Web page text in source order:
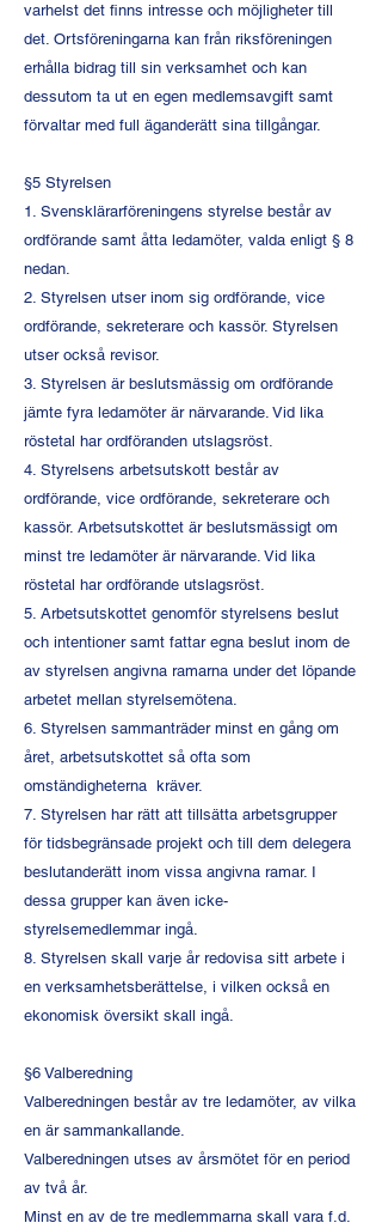
varhelst det finns intresse och möjligheter till
det. Ortsföreningarna kan från riksföreningen
erhålla bidrag till sin verksamhet och kan
dessutom ta ut en egen medlemsavgift samt
förvaltar med full äganderätt sina tillgångar.
§5 Styrelsen
1. Svensklärarföreningens styrelse består av
ordförande samt åtta ledamöter, valda enligt § 8
nedan.
2. Styrelsen utser inom sig ordförande, vice
ordförande, sekreterare och kassör. Styrelsen
utser också revisor.
3. Styrelsen är beslutsmässig om ordförande
jämte fyra ledamöter är närvarande. Vid lika
röstetal har ordföranden utslagsröst.
4. Styrelsens arbetsutskott består av
ordförande, vice ordförande, sekreterare och
kassör. Arbetsutskottet är beslutsmässigt om
minst tre ledamöter är närvarande. Vid lika
röstetal har ordförande utslagsröst.
5. Arbetsutskottet genomför styrelsens beslut
och intentioner samt fattar egna beslut inom de
av styrelsen angivna ramarna under det löpande
arbetet mellan styrelsemötena.
6. Styrelsen sammanträder minst en gång om
året, arbetsutskottet så ofta som
omständigheterna kräver.
7. Styrelsen har rätt att tillsätta arbetsgrupper
för tidsbegränsade projekt och till dem delegera
beslutanderätt inom vissa angivna ramar. I
dessa grupper kan även icke-
styrelsemedlemmar ingå.
8. Styrelsen skall varje år redovisa sitt arbete i
en verksamhetsberättelse, i vilken också en
ekonomisk översikt skall ingå.
§6 Valberedning
Valberedningen består av tre ledamöter, av vilka
en är sammankallande.
Valberedningen utses av årsmötet för en period
av två år.
Minst en av de tre medlemmarna skall vara f.d.